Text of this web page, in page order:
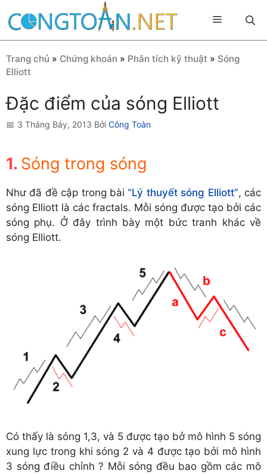
đến
Menu
Trang chủ » Chứng khoán » Phân tích kỹ thuật » Sóng
Elliott
Đặc điểm của sóng Elliott
3 Tháng Bảy, 2013 Bởi Công Toàn
Sóng trong sóng
Như đã đề cập trong bài“Lý thuyết sóng Elliott”, các
sóng Elliott là các fractals. Mỗi sóng được tạo bởi các
sóng phụ. Ở đây trình bày một bức tranh khác về
sóng Elliott.
Có thấy là sóng 1,3, và 5 được tạo bở mô hình 5 sóng
xung lực trong khi sóng 2 và 4 được tạo bởi mô hình
3 sóng điều chỉnh ? Mỗi sóng đều bao gồm các mô